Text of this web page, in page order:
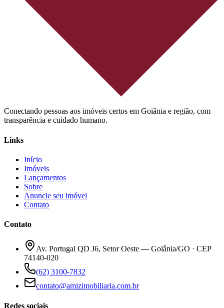
Conectando pessoas aos imóveis certos em Goiânia e região, com
transparência e cuidado humano.
Links
Início
Imóveis
Lançamentos
Sobre
Anuncie seu imóvel
Contato
Contato
Av. Portugal QD J6, Setor Oeste — Goiânia/GO · CEP
74140-020
(62) 3100-7832
contato@amizimobiliaria.com.br
Redes sociais